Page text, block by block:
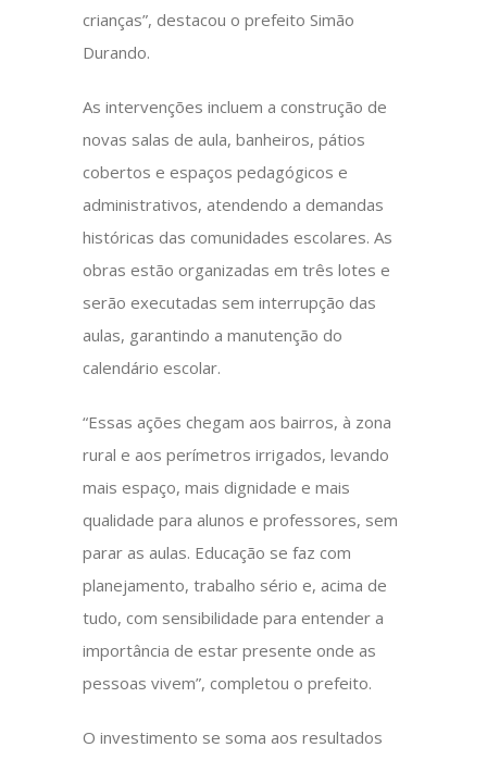
crianças”, destacou o prefeito Simão
Durando.
As intervenções incluem a construção de
novas salas de aula, banheiros, pátios
cobertos e espaços pedagógicos e
administrativos, atendendo a demandas
históricas das comunidades escolares. As
obras estão organizadas em três lotes e
serão executadas sem interrupção das
aulas, garantindo a manutenção do
calendário escolar.
“Essas ações chegam aos bairros, à zona
rural e aos perímetros irrigados, levando
mais espaço, mais dignidade e mais
qualidade para alunos e professores, sem
parar as aulas. Educação se faz com
planejamento, trabalho sério e, acima de
tudo, com sensibilidade para entender a
importância de estar presente onde as
pessoas vivem”, completou o prefeito.
O investimento se soma aos resultados